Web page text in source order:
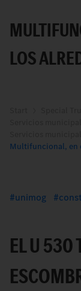
LOS
Multifuncional, en
unimog
EL U 530